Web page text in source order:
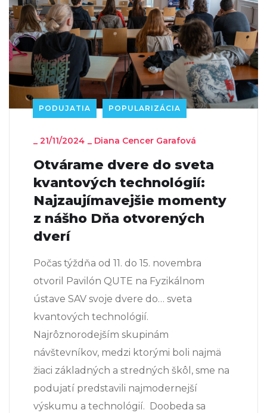
PODUJATIA POPULARIZÁCIA
_ 21/11/2024 _ Diana Cencer Garafová
Otvárame dvere do sveta
kvantových technológií:
Najzaujímavejšie momenty
z nášho Dňa otvorených
dverí
Počas týždňa od 11. do 15. novembra
otvoril Pavilón QUTE na Fyzikálnom
ústave SAV svoje dvere do… sveta
kvantových technológií.
Najrôznorodejším skupinám
návštevníkov, medzi ktorými boli najmä
žiaci základných a stredných škôl, sme na
podujatí predstavili najmodernejší
výskumu a technológií. Doobeda sa